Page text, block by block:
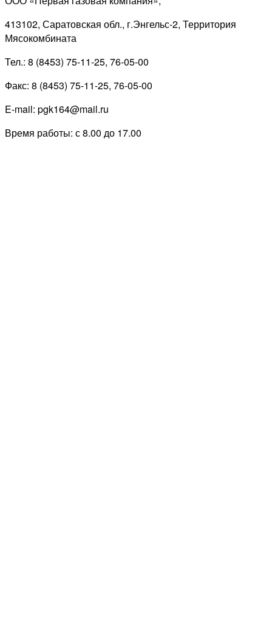
413102, Саратовская обл., г.Энгельс-2, Территория
Мясокомбината
Тел.: 8 (8453) 75-11-25, 76-05-00
Факс: 8 (8453) 75-11-25, 76-05-00
E-mail: pgk164@mail.ru
Время работы: с 8.00 до 17.00